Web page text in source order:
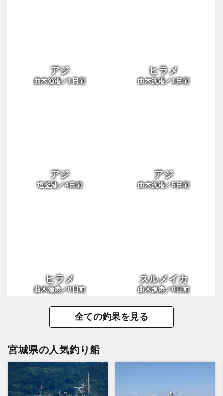
アジ
曲木漁港／1日前
ヒラメ
曲木漁港／1日前
アジ
塩釜港／4日前
アジ
曲木漁港／5日前
ヒラメ
曲木漁港／8日前
スルメイカ
曲木漁港／8日前
全ての釣果を見る
宮城県の人気釣り船